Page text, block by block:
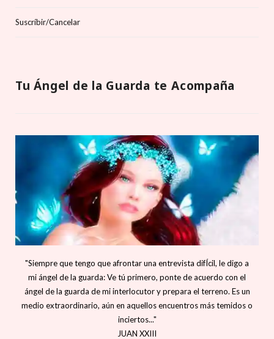
Suscríbir/Cancelar
Tu Ángel de la Guarda te Acompaña
"Siempre que tengo que afrontar una entrevista difÍcil, le digo a
mi ángel de la guarda: Ve tú primero, ponte de acuerdo con el
ángel de la guarda de mi interlocutor y prepara el terreno. Es un
medio extraordinario, aún en aquellos encuentros más temidos o
inciertos..."
JUAN XXIII